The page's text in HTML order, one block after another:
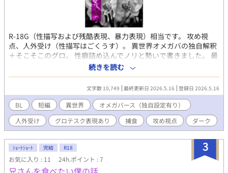
R-18G（性描写および残酷表現、暴力表現）相当です。 攻め視
点、人外受け（性描写はごくうす）。 異世界オメガバの独自解釈
＋そこそこのグロ。 性癖詰め込んでノリと勢いで書きました。 最
後は設定説明やら何やらです。 pixivとムーンライトにも並行掲載
してます。
続きを読む
文字数 10,749 最終更新日 2026.5.16 登録日 2026.5.16
BL 短編 異世界
オメガバース（独自設定有り）
人外受け
グロテスク表現あり 捕食 攻め視点 ダーク
3
ｼｮｰﾄｼｮｰﾄ 完結 R18
お気に入り : 11 24h.ポイント : 7